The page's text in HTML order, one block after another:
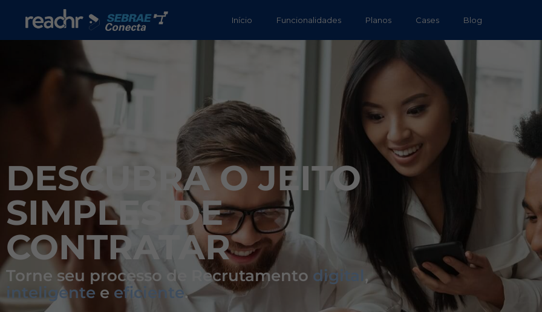
Início Funcionalidades Planos Cases Blog
DESCUBRA O JEITO
SIMPLES DE
CONTRATAR
Torne seu processo de Recrutamento digital ,
inteligente e eficiente.